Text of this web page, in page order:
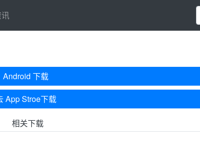
Android 下载
App Stroe下载
相关下载